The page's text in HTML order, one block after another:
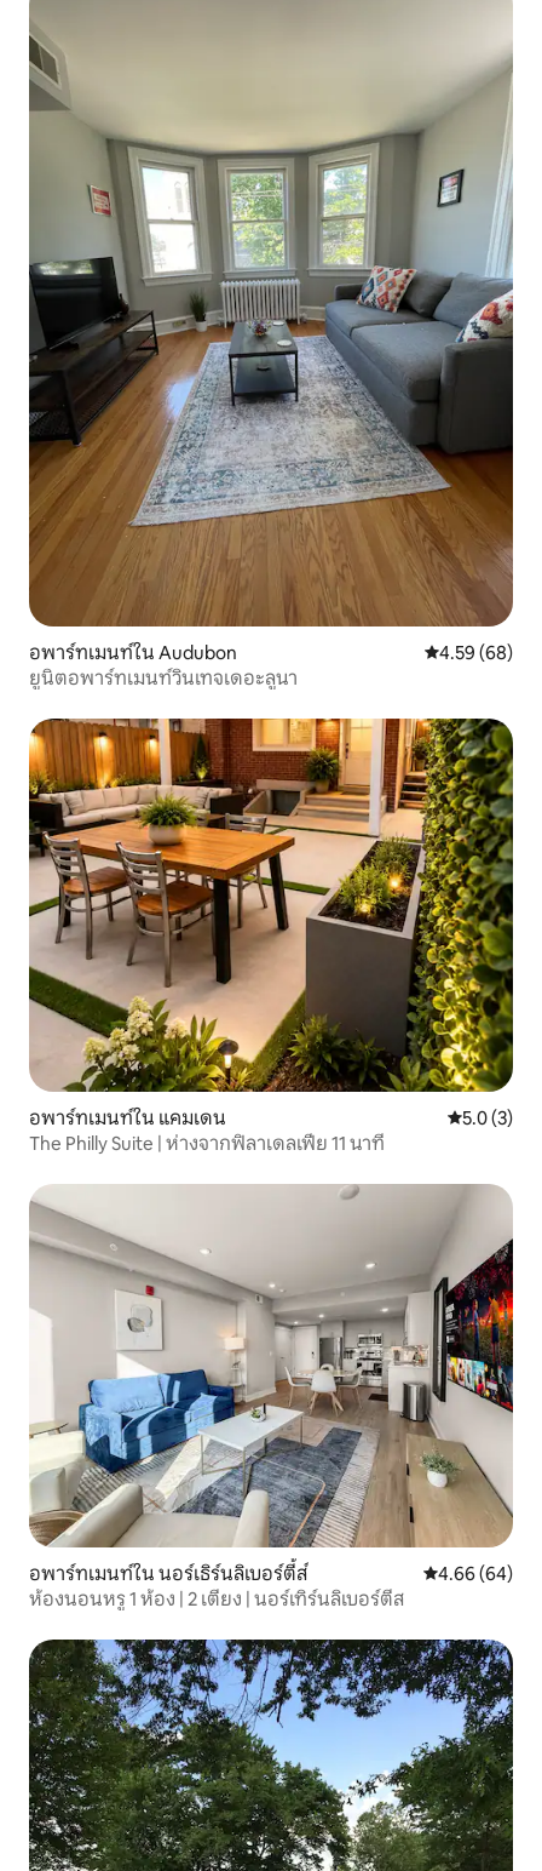
อพาร์ทเมนท์ใน Audubon คะแนนเฉลี่ย
4.59 (68)
ยูนิตอพาร์ทเมนท์วินเทจเดอะลูนา
อพาร์ทเมนท์ใน แคมเดน คะแนนเฉลี่
5.0 (3)
The Philly Suite | ห่างจากฟิลาเดลเฟีย 11 นาที
อพาร์ทเมนท์ใน นอร์เธิร์นลิเบอร์ตี้ส์ คะแนนเฉลี่ย
4.66 (64)
ห้องนอนหรู 1 ห้อง | 2 เตียง | นอร์เทิร์นลิเบอร์ตีส